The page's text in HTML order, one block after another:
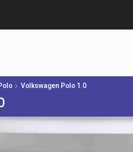
Volkswagen Polo 1.0